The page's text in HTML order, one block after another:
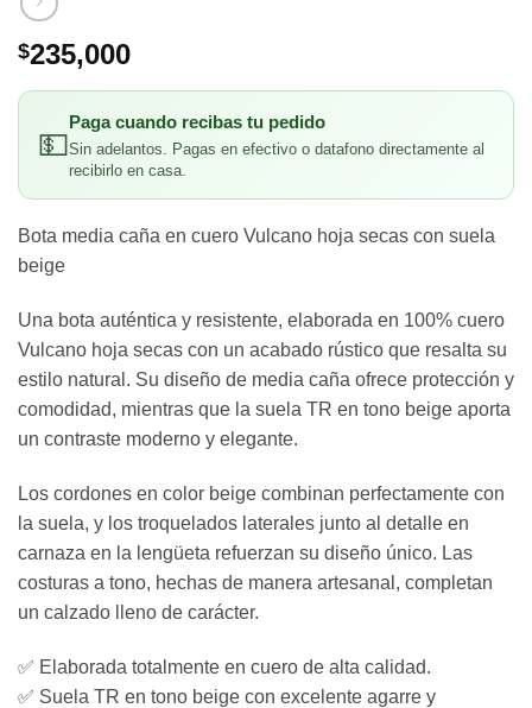
$235,000
💵
Paga cuando recibas tu pedido
Sin adelantos. Pagas en efectivo o datafono directamente al
recibirlo en casa.
Bota media caña en cuero Vulcano hoja secas con suela
beige
Una bota auténtica y resistente, elaborada en 100% cuero
Vulcano hoja secas con un acabado rústico que resalta su
estilo natural. Su diseño de media caña ofrece protección y
comodidad, mientras que la suela TR en tono beige aporta
un contraste moderno y elegante.
Los cordones en color beige combinan perfectamente con
la suela, y los troquelados laterales junto al detalle en
carnaza en la lengüeta refuerzan su diseño único. Las
costuras a tono, hechas de manera artesanal, completan
un calzado lleno de carácter.
✅ Elaborada totalmente en cuero de alta calidad.
✅ Suela TR en tono beige con excelente agarre y